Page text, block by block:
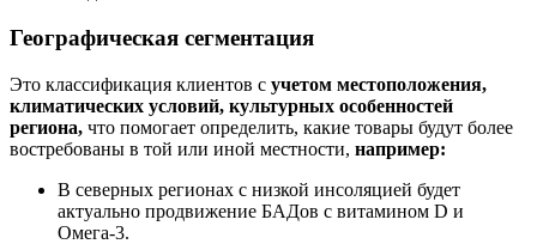
Географическая сегментация
Это классификация клиентов с учетом местоположения,
климатических условий, культурных особенностей
региона, что помогает определить, какие товары будут более
востребованы в той или иной местности, например:
В северных регионах с низкой инсоляцией будет
актуально продвижение БАДов с витамином D и
Омега-3.